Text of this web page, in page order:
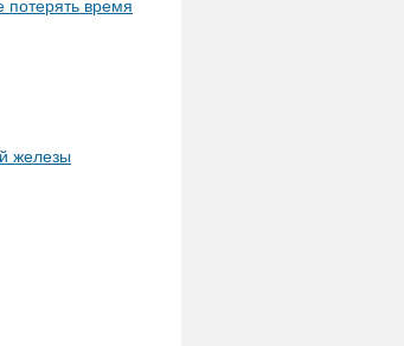
время
железы